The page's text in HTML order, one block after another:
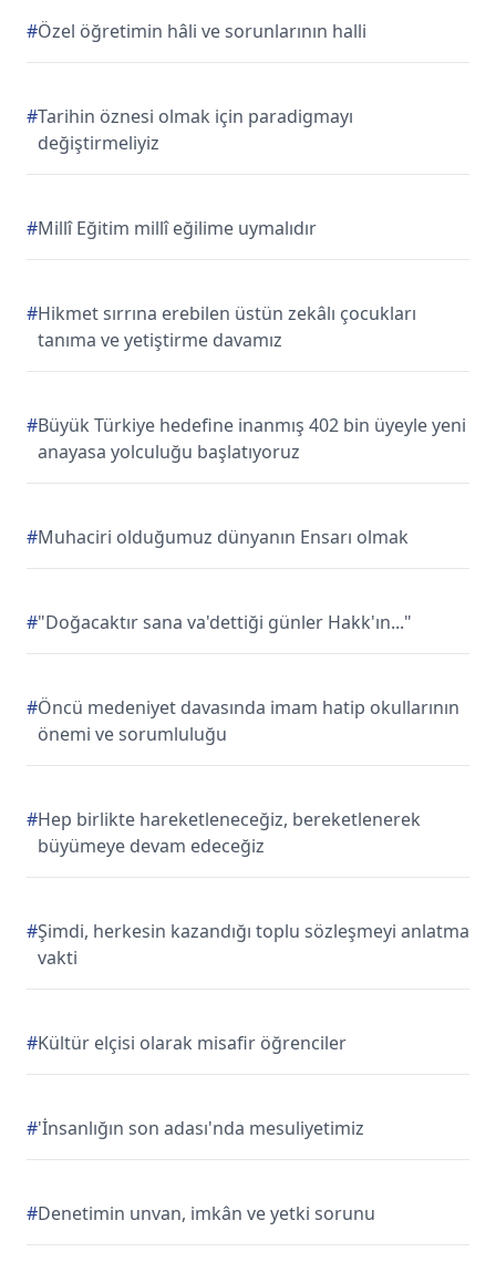
#Özel öğretimin hâli ve sorunlarının halli
#Tarihin öznesi olmak için paradigmayı
değiştirmeliyiz
#Millî Eğitim millî eğilime uymalıdır
#Hikmet sırrına erebilen üstün zekâlı çocukları
tanıma ve yetiştirme davamız
#Büyük Türkiye hedefine inanmış 402 bin üyeyle yeni
anayasa yolculuğu başlatıyoruz
#Muhaciri olduğumuz dünyanın Ensarı olmak
#"Doğacaktır sana va'dettiği günler Hakk'ın..."
#Öncü medeniyet davasında imam hatip okullarının
önemi ve sorumluluğu
#Hep birlikte hareketleneceğiz, bereketlenerek
büyümeye devam edeceğiz
#Şimdi, herkesin kazandığı toplu sözleşmeyi anlatma
vakti
#Kültür elçisi olarak misafir öğrenciler
#'İnsanlığın son adası'nda mesuliyetimiz
#Denetimin unvan, imkân ve yetki sorunu